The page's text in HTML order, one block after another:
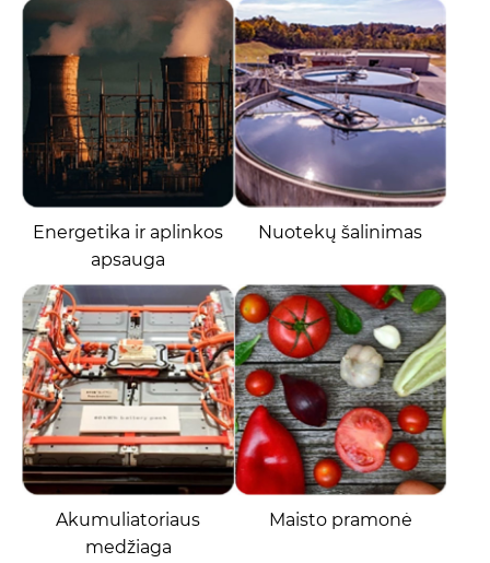
Energetika ir aplinkos
apsauga
Nuotekų šalinimas
Akumuliatoriaus
medžiaga
Maisto pramonė